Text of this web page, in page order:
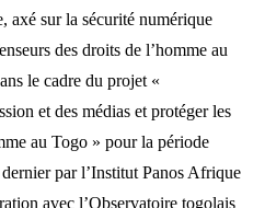
axé sur la sécurité numérique
des droits de l’homme au
le cadre du projet «
et des médias et protéger les
au Togo » pour la période
par l’Institut Panos Afrique
avec l’Observatoire togolais